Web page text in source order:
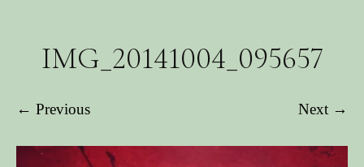
IMG_20141004_095657
← Previous Next →